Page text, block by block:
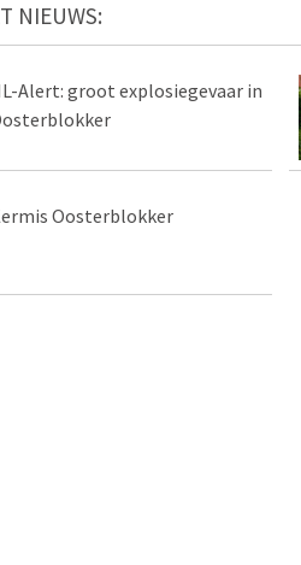
NIEUWS:
Alert: groot explosiegevaar in
Oosterblokker